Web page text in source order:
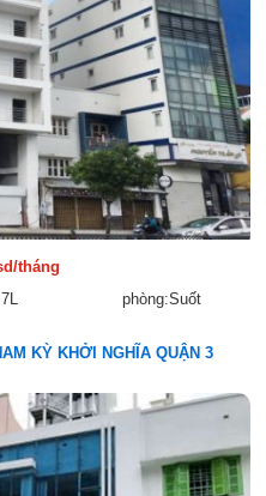
tháng
phòng:Suốt
KỲ KHỞI NGHĨA QUẬN 3